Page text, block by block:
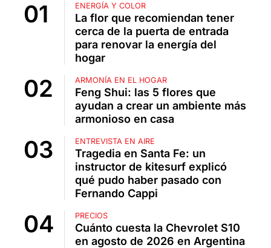
ENERGÍA Y COLOR
La flor que recomiendan tener
cerca de la puerta de entrada
para renovar la energía del
hogar
ARMONÍA EN EL HOGAR
Feng Shui: las 5 flores que
ayudan a crear un ambiente más
armonioso en casa
ENTREVISTA EN AIRE
Tragedia en Santa Fe: un
instructor de kitesurf explicó
qué pudo haber pasado con
Fernando Cappi
PRECIOS
Cuánto cuesta la Chevrolet S10
en agosto de 2026 en Argentina